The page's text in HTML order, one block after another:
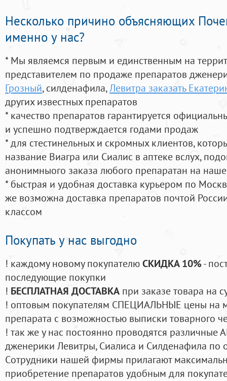
Несколько причино объясняющих
именно у нас?
* Мы являемся первым и единственным на
представителем по продаже препаратов
Грозный, силденафила,Левитра заказать
других известных препаратов
* качество препаратов гарантируется
и успешно подтверждается годами продаж
* для стестинельных и скромных клиентов,
название Виагра или Сиалис в аптеке вслух,
анонимныого заказа любого препаратан на
* быстрая и удобная доставка курьером по
же возможна доставка препаратов почтой
классом
Покупать у нас выгодно
! каждому новому покупателюСКИДКА 10%-
последующие покупки
! БЕСПЛАТНАЯ ДОСТАВКА при заказе товара на
! оптовым покупателям СПЕЦИАЛЬНЫЕ цены на
препарата с возможностью выписки товарного
! так же у нас постоянно проводятся
дженерики Левитры, Сиалиса и Силденафила по
Cотрудники нашей фирмы прилагают
приобретение препаратов удобным для